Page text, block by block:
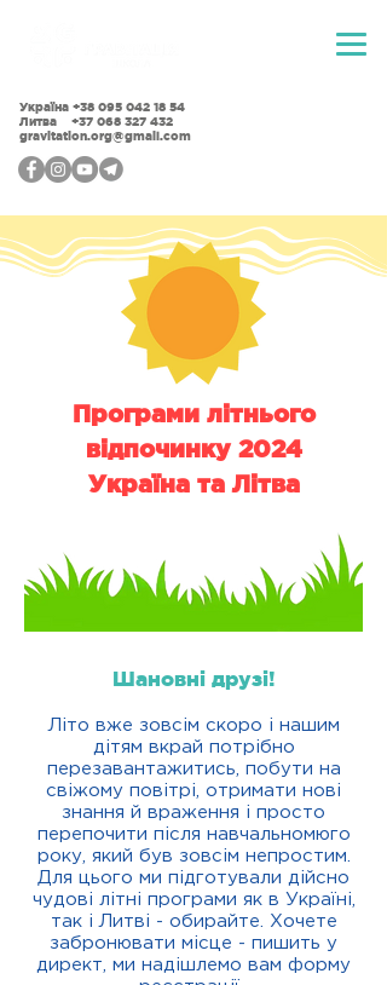
Україна +38 095 042 18 54
Литва +37 068 327 432
gravitation.org@gmail.com
Програми літнього
відпочинку 2024
Україна та Літва
Шановні друзі!
Літо вже зовсім скоро і нашим
дітям вкрай потрібно
перезавантажитись, побути на
свіжому повітрі, отримати нові
знання й враження і просто
перепочити після навчальномюго
року, який був зовсім непростим.
Для цього ми підготували дійсно
чудові літні програми як в Україні,
так і Литві - обирайте. Хочете
забронювати місце - пишить у
директ, ми надішлемо вам форму